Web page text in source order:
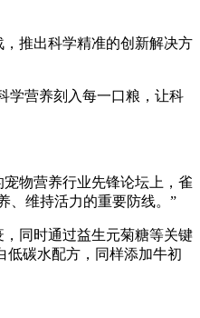
推出科学精准的创新解决方
学营养刻入每一口粮，让科
物营养行业先锋论坛上，雀
、维持活力的重要防线。”
同时通过益生元菊糖等关键
低碳水配方，同样添加牛初